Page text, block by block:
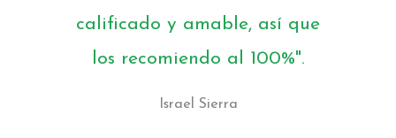
calificado y amable, así que
los recomiendo al 100%".
Israel Sierra